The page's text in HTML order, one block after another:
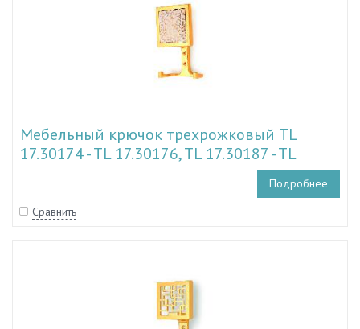
Мебельный крючок трехрожковый TL
17.30174 - TL 17.30176, TL 17.30187 - TL
Подробнее
Сравнить